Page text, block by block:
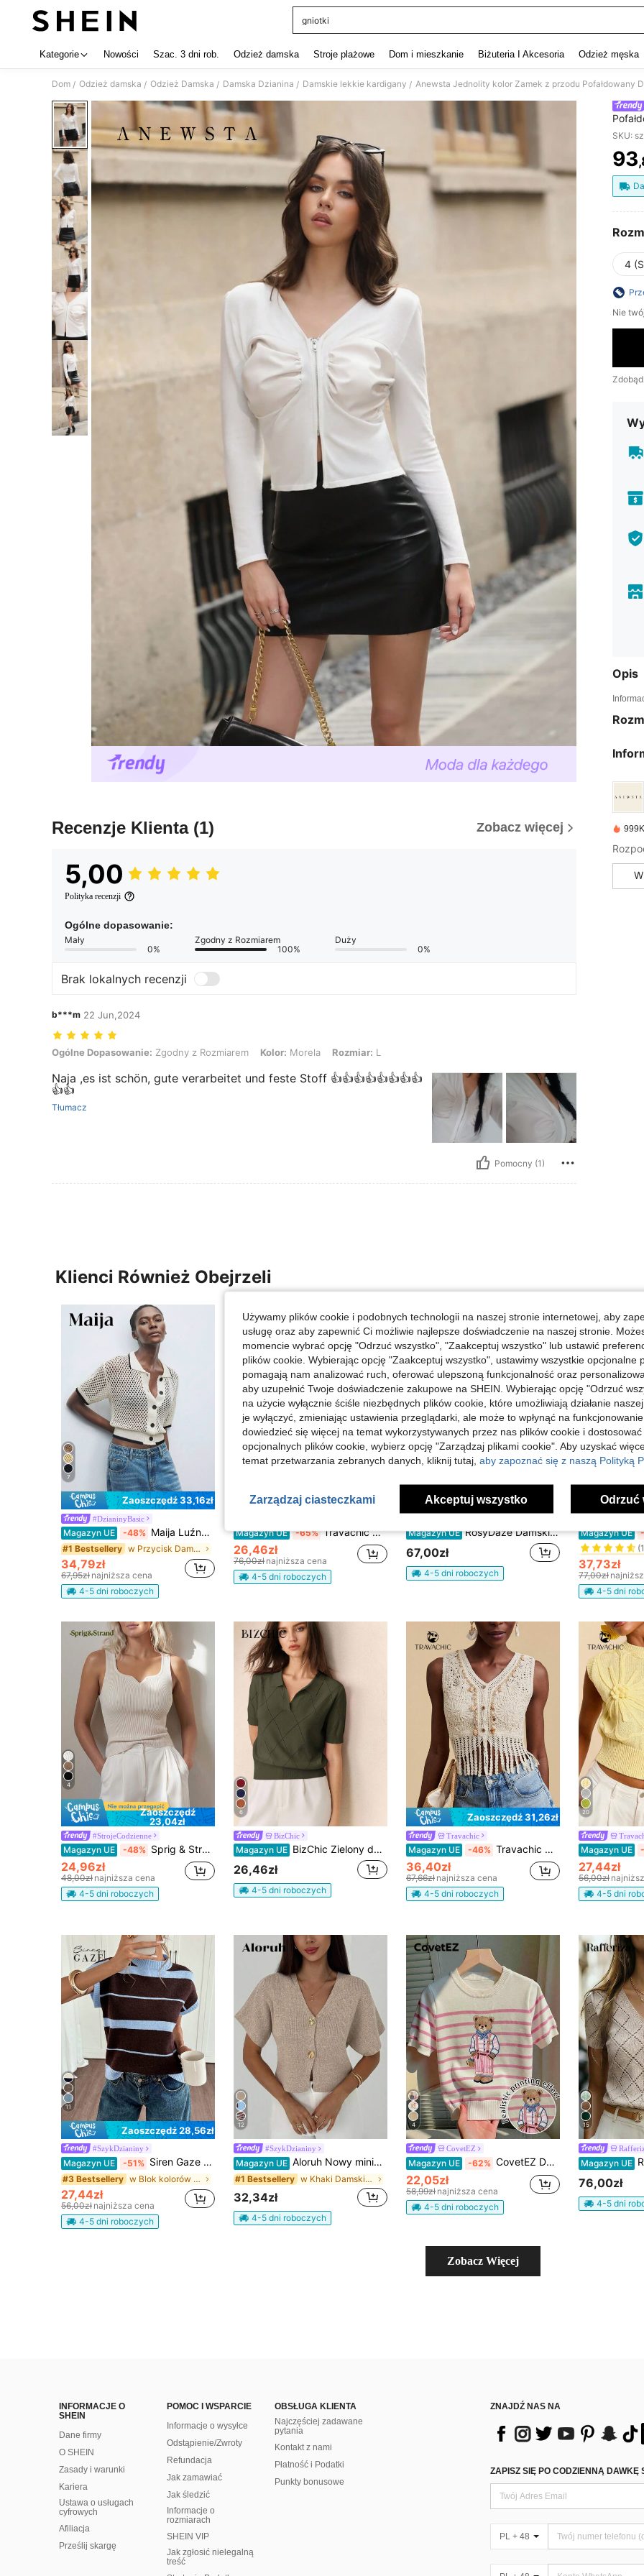
gniotki
Kategorie Nowości Szac. 3 dni rob. Odzież damska Stroje plażowe Dom i mieszkanie Biżuteria I Akcesoria Odzież męska
Dom / Odzież damska / Odzież Damska / Damska Dzianina / Damskie lekkie kardigany / Anewsta Jednolity kolor Zamek z przodu Pofałdowany
Recenzje Klienta (1) Zobacz więcej
5,00
Polityka recenzji
Ogólne dopasowanie:
Mały
0%
Zgodny z Rozmiarem
100%
Duży
0%
Brak lokalnych recenzji
b***m 22 Jun,2024
Ogólne Dopasowanie: Zgodny z Rozmiarem, Kolor: Morela, Rozmiar: L
Ogólne Dopasowanie: Zgodny z Rozmiarem Kolor: Morela Rozmiar: L
Naja ,es ist schön, gute verarbeitet und feste Stoff 👍👍👍👍👍👍👍👍
👍👍
Tłumacz
Pomocny (1)
SKU:
93
4
Nie
Opis
Klienci Również Obejrzeli
7
Zaoszczędź 33,16zł
#DzianinyBasic
Magazyn UE -48% Maija Luźny, dzianinowy kardigan z okrągłym dekoltem i opadającymi ramionami, jesień
#1 Bestsellery w Przycisk Damskie lekkie kardigany
34,79zł
67,95zł najniższa cena
4-5 dni roboczych
Magazyn UE -65% Travachic Damski elegancki dzianinowy top w kolorze kremowej bieli z ażurowymi wycięciami, jednorzędowym zapięciem i rękawami typu nietoperz, boho, letni, na wakacje i urlop, na plażę i imprezę, casual, w stylu meksykańskim
26,46zł
76,00zł najniższa cena
4-5 dni roboczych
Magazyn UE RosyDaze Damski dzianinowy top z dekoltem w serek, krótkim rękawem i ażurowym splotem, casualowy, francuski styl, z wełnianej tkaniny, letni, elegancki na wakacje i brunch, niebiesko-biały, do biura na lato
67,00zł
4-5 dni roboczych
Magazyn UE
#2 Bestsellery
#2 Bestsellery
#2 Bestsellery
37,73zł
77,00zł
4-5 dni
4
Zaoszczędź
23,04zł
#StrojeCodzienne
Magazyn UE -48% Sprig & Strand Damskie Topy Dzianinowe Prążkowana Dzianina Prosty Casual
24,96zł
48,00zł najniższa cena
4-5 dni roboczych
6
BizChic
Magazyn UE BizChic Zielony damski sweter wiosenny z kołnierzykiem polo, dzianinowy top typu pullover z krótkim rękawem, szydełkowy wzór rombowy, elegancki, minimalistyczny, casualowy, do pracy, na randkę, na co dzień, na wakacje, na Dzień Niepodległości, sezon absolwentów, na festiwal muzyczny, wyszczuplający, elegancki, uniwersalny, premium, letni, na spotkania towarzyskie, na święta, na imprezy, na wyjścia, na plażę, do biura, francuski vintage, świeży
26,46zł
4-5 dni roboczych
Zaoszczędź 31,26zł
Travachic
Magazyn UE -46% Travachic Damski, swobodny, dzianinowy top bez rękawów z frędzlami na wakacje
36,40zł
67,66zł najniższa cena
4-5 dni roboczych
20
Magazyn UE
27,44zł
56,00zł
4-5 dni
11
Zaoszczędź 28,56zł
#SzykDzianiny
Magazyn UE -51% Siren Gaze Damski luźny, dzianinowy top w paski, z krótkim rękawem i okrągłym dekoltem
#3 Bestsellery w Blok kolorów Damskie bluzki dzianinowe
27,44zł
56,00zł najniższa cena
4-5 dni roboczych
12
#SzykDzianiny
Magazyn UE Aloruh Nowy minimalistyczny, modny, dojazdowy do pracy, głęboki dekolt w serek, krótki rękaw, dopasowany krój, zapinany na guziki kardigan, uniwersalny, swobodny, dzianinowy kardigan na jesień/zimę
#1 Bestsellery w Khaki Damskie lekkie kardigany
32,34zł
4-5 dni roboczych
4
CovetEZ
Magazyn UE -62% CovetEZ Damska dzianinowa koszulka w paski z nadrukiem misia, niszowa marka w stylu college'owym, popularna seria z misiem, naprawdę uroczy okrągły dekolt z krótkim rękawem, odpowiednia na wiosnę i lato, koszulki dla niemowląt dla kobiet, letni damski zestaw, uroczy zestaw koszulek, damski zestaw z misiem, koszulka z misiem
22,05zł
58,99zł najniższa cena
4-5 dni roboczych
15
Magazyn UE
76,00zł
4-5 dni
Zobacz Więcej
INFORMACJE O
SHEIN
Dane firmy
O SHEIN
Zasady i warunki
Kariera
Ustawa o usługach
cyfrowych
Afiliacja
Prześlij skargę
POMOC I WSPARCIE
Informacje o wysyłce
Odstąpienie/Zwroty
Refundacja
Jak zamawiać
Jak śledzić
Informacje o
rozmiarach
SHEIN VIP
Jak zgłosić nielegalną
treść
OBSŁUGA KLIENTA
Najczęściej zadawane
pytania
Kontakt z nami
Płatność i Podatki
Punkty bonusowe
ZNAJDŹ NAS NA
ZAPISZ SIĘ PO CODZIENNĄ DAWKĘ
PL + 48
Używamy plików cookie i podobnych technologii na naszej stronie internetowej, aby
usługę oraz aby zapewnić Ci możliwie najlepsze doświadczenie na naszej stronie.
momencie wybrać opcję "Odrzuć wszystko", "Zaakceptuj wszystko" lub ustawić
plików cookie. Wybierając opcję "Zaakceptuj wszystko", ustawimy wszystkie opcjonalne
pomagają nam analizować ruch, oferować ulepszoną funkcjonalność oraz
aby uzupełnić Twoje doświadczenie zakupowe na SHEIN. Wybierając opcję "Odrzuć
na użycie wyłącznie ściśle niezbędnych plików cookie, które umożliwiają działanie
je wyłączyć, zmieniając ustawienia przeglądarki, ale może to wpłynąć na
dowiedzieć się więcej na temat wykorzystywanych przez nas plików cookie i
opcjonalnych plików cookie, wybierz opcję "Zarządzaj plikami cookie". Aby uzyskać
temat przetwarzania zebranych danych, kliknij tutaj, aby zapoznać się z naszą Polityką
Zarządzaj ciasteczkami Akceptuj wszystko Odrzuć